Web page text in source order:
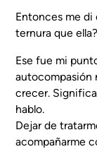
Entonces me di
ternura que ella?
Ese fue mi
autocompasión
crecer.
hablo.
Dejar de
acompañarme